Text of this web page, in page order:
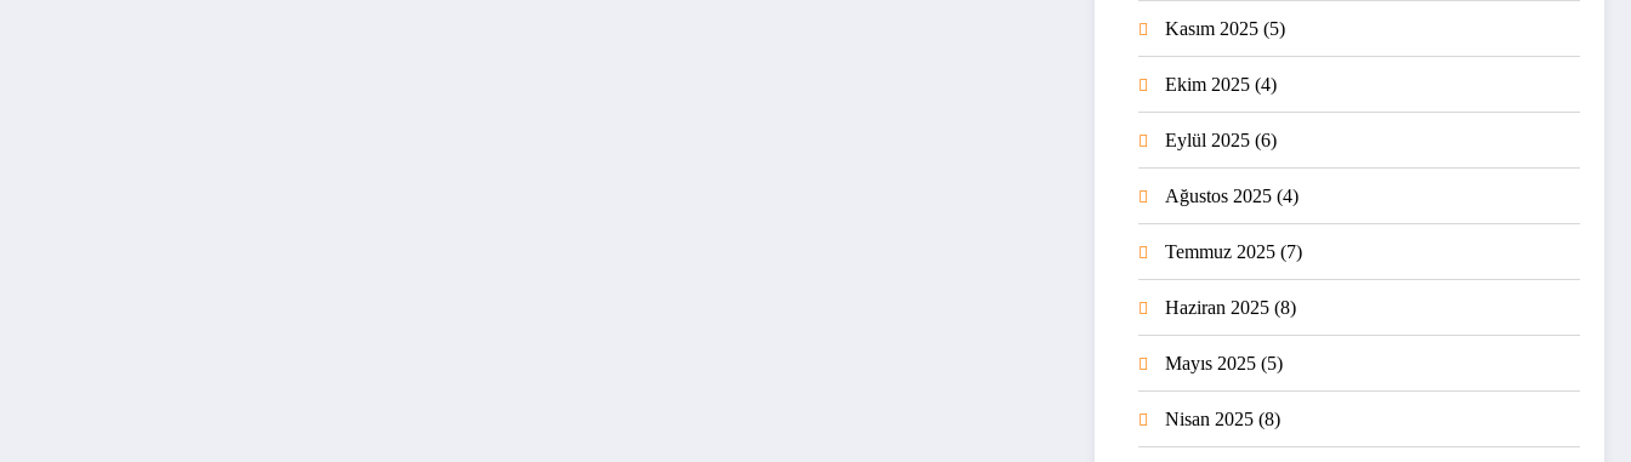
Kasım 2025 (5)
Ekim 2025 (4)
Eylül 2025 (6)
Ağustos 2025 (4)
Temmuz 2025 (7)
Haziran 2025 (8)
Mayıs 2025 (5)
Nisan 2025 (8)